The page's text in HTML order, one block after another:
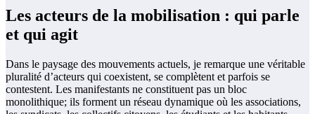
Les acteurs de la mobilisation : qui parle
et qui agit
Dans le paysage des mouvements actuels, je remarque une véritable
pluralité d’acteurs qui coexistent, se complètent et parfois se
contestent. Les manifestants ne constituent pas un bloc
monolithique; ils forment un réseau dynamique où les associations,